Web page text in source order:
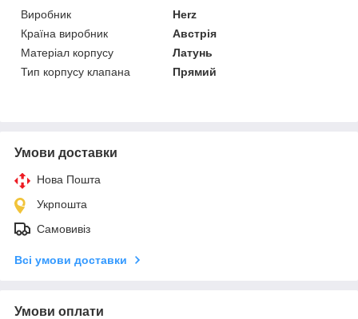
Виробник
Herz
Країна виробник
Австрія
Матеріал корпусу
Латунь
Тип корпусу клапана
Прямий
Умови доставки
Нова Пошта
Укрпошта
Самовивіз
Всі умови доставки
Умови оплати